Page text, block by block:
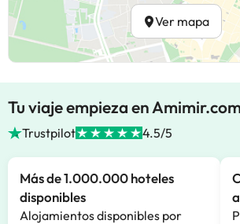
Ver mapa
Tu viaje empieza en Amimir.com
Trustpilot 4.5/5
Más de 1.000.000 hoteles
disponibles
Alojamientos disponibles por